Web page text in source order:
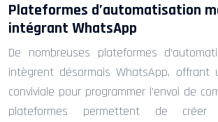
Plateformes d’automatisation
intégrant WhatsApp
De nombreuses plateformes
intègrent désormais WhatsApp, offrant
conviviale pour programmer l’envoi de
plateformes permettent de créer